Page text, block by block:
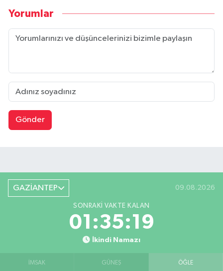
Yorumlar
Gönder
GAZİANTEP 09.08.2026
SONRAKI VAKTE KALAN
01:35:18
İkindi Namazı
İMSAK GÜNEŞ ÖĞLE